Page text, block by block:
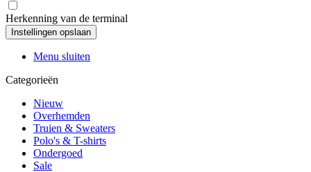
Herkenning van de terminal
Menu sluiten
Categorieën
Nieuw
Overhemden
Truien & Sweaters
Polo's & T-shirts
Ondergoed
Sale